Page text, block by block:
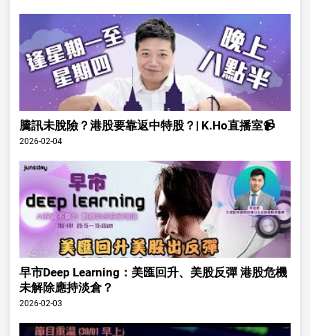
騰訊未脫險？港股要靠返中特股？| K.Ho直播室📹
2026-02-04
早市Deep Learning：美匯回升、美股反彈 港股危機
未解除應持淡倉？
2026-02-03